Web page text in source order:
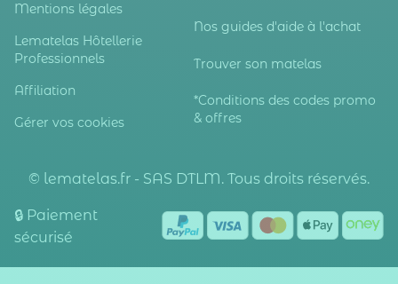
Mentions légales
Lematelas Hôtellerie
Professionnels
Affiliation
Gérer vos cookies
Nos guides d'aide à l'achat
Trouver son matelas
*Conditions des codes promo
& offres
© lematelas.fr - SAS DTLM. Tous droits réservés.
🔒 Paiement
sécurisé